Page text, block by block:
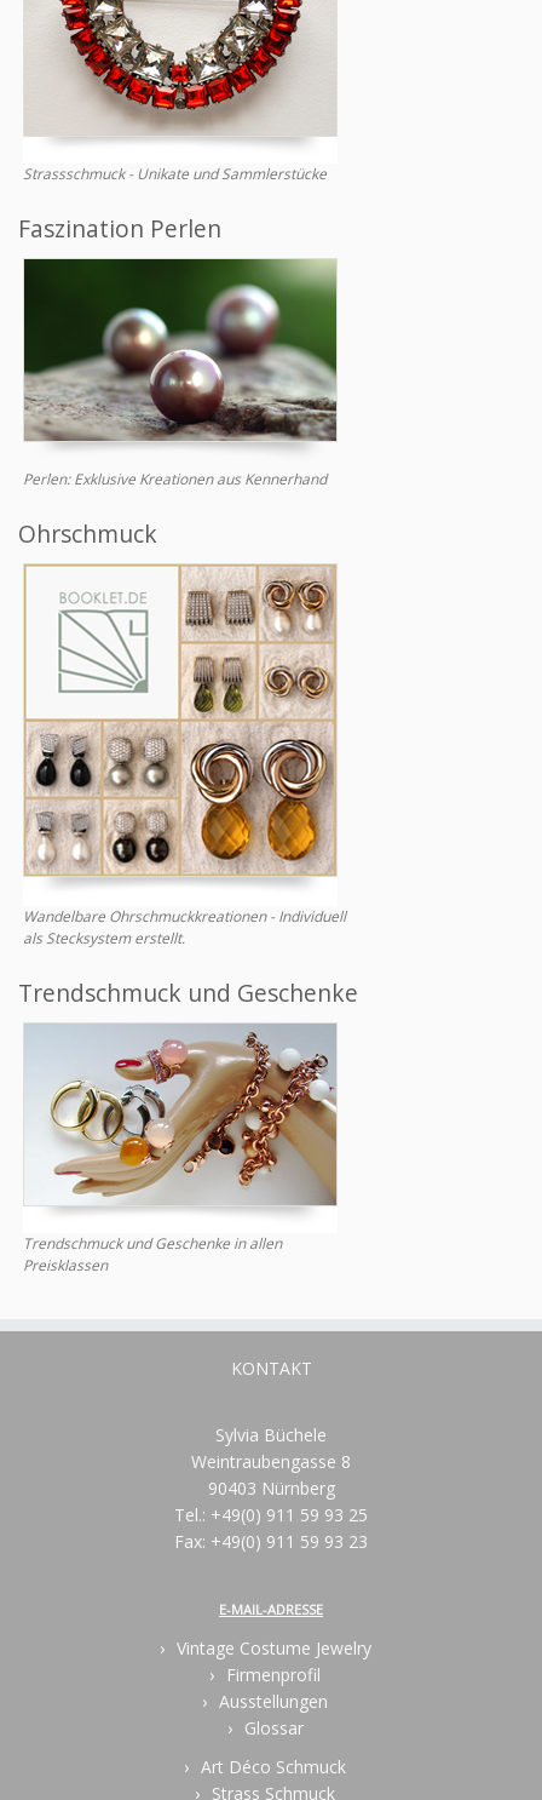
Strassschmuck - Unikate und Sammlerstücke
Faszination Perlen
Perlen: Exklusive Kreationen aus Kennerhand
Ohrschmuck
Wandelbare Ohrschmuckkreationen - Individuell
als Stecksystem erstellt.
Trendschmuck und Geschenke
Trendschmuck und Geschenke in allen
Preisklassen
KONTAKT
Sylvia Büchele
Weintraubengasse 8
90403 Nürnberg
Tel.: +49(0) 911 59 93 25
Fax: +49(0) 911 59 93 23
E-MAIL-ADRESSE
Vintage Costume Jewelry
Firmenprofil
Ausstellungen
Glossar
Art Déco Schmuck
Strass Schmuck